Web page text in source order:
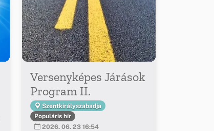
Versenyképes Járások
Program II.
Szentkirályszabadja
Populáris hír
2026. 06. 23 16:54